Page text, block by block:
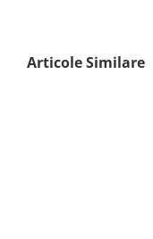
Articole Similare